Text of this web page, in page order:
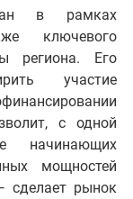
в рамках
ключевого
региона. Его
участие
с одной
начинающих
мощностей
сделает рынок